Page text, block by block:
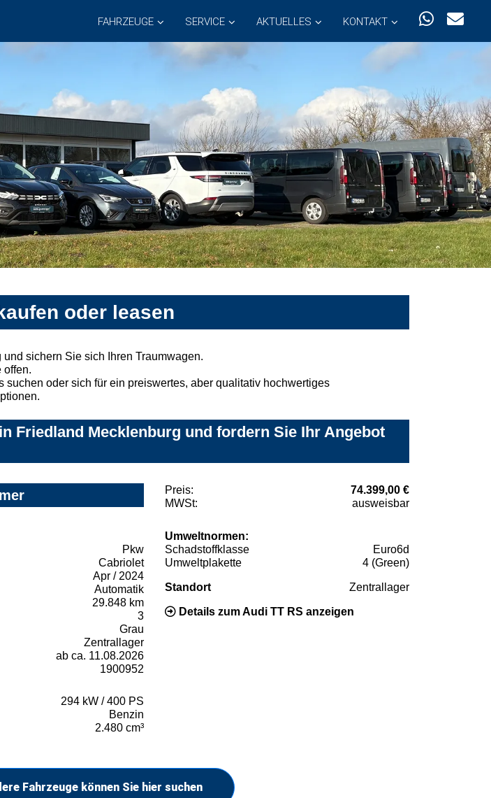
FAHRZEUGE SERVICE AKTUELLES KONTAKT
oder leasen
sichern Sie sich Ihren Traumwagen.
offen.
oder sich für ein preiswertes, aber qualitativ hochwertiges
Friedland Mecklenburg und fordern Sie Ihr Angebot
Preis:
74.399,00 €
MWSt:
ausweisbar
Pkw
Cabriolet
Apr / 2024
Automatik
29.848 km
3
Grau
Zentrallager
ab ca. 11.08.2026
1900952
294 kW / 400 PS
Benzin
2.480 cm³
Umweltnormen:
Schadstoffklasse
Euro6d
Umweltplakette
4 (Green)
Standort Zentrallager
Details zum Audi TT RS anzeigen
Fahrzeuge können Sie hier suchen